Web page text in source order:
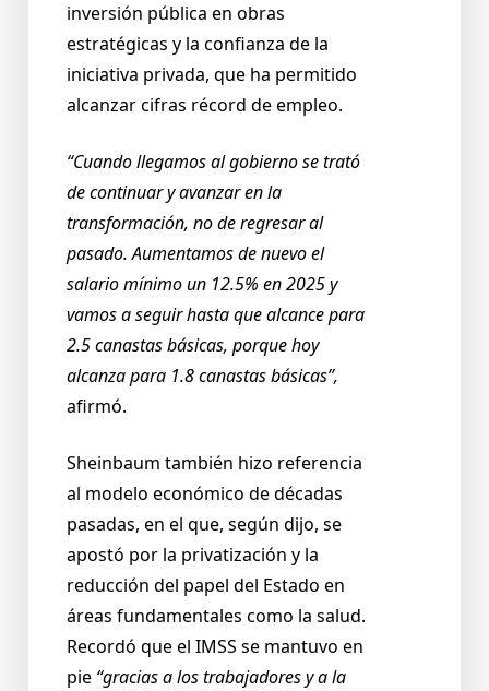
inversión pública en obras
estratégicas y la confianza de la
iniciativa privada, que ha permitido
alcanzar cifras récord de empleo.
“Cuando llegamos al gobierno se trató
de continuar y avanzar en la
transformación, no de regresar al
pasado. Aumentamos de nuevo el
salario mínimo un 12.5% en 2025 y
vamos a seguir hasta que alcance para
2.5 canastas básicas, porque hoy
alcanza para 1.8 canastas básicas”,
afirmó.
Sheinbaum también hizo referencia
al modelo económico de décadas
pasadas, en el que, según dijo, se
apostó por la privatización y la
reducción del papel del Estado en
áreas fundamentales como la salud.
Recordó que el IMSS se mantuvo en
pie “gracias a los trabajadores y a la